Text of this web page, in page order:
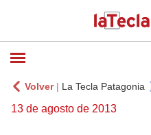
Volver| La Tecla Patagonia
13 de agosto de 2013